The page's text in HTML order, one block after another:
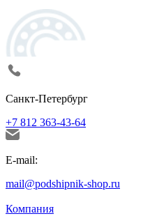
Санкт-Петербург
+7 812 363-43-64
E-mail:
mail@podshipnik-shop.ru
Компания